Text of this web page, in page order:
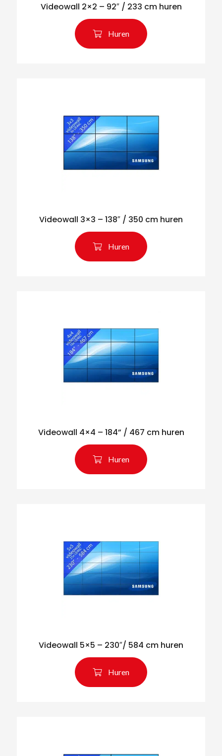
Videowall 2×2 – 92″ / 233 cm huren
Huren
Videowall 3×3 – 138″ / 350 cm huren
Huren
Videowall 4×4 – 184” / 467 cm huren
Huren
Videowall 5×5 – 230″/ 584 cm huren
Huren